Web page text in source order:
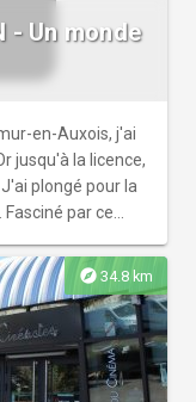
- Un monde
en-Auxois, j'ai
jusqu'à la licence,
plongé pour la
par ce
en biologie
recherches sur
photographie
cette passion à
le rôle des
sud du Japon.
explore 34.8 km